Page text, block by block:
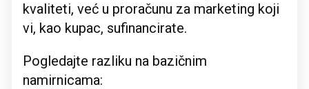
kvaliteti, već u proračunu za marketing koji
vi, kao kupac, sufinancirate.
Pogledajte razliku na bazičnim
namirnicama: